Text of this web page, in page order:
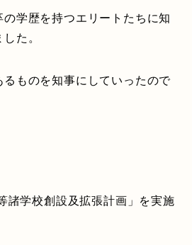
学歴を持つエリートたちに知
た。
るものを知事にしていったので
諸学校創設及拡張計画」を実施